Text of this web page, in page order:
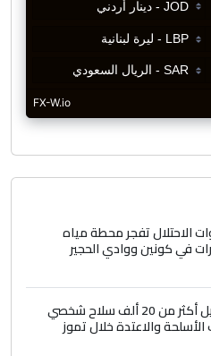
الاحتلال تفجر محطة مياه
في كونين ووادي الحجير
الداخلية: تسجيل أكثر من 20 ألف سلاح شخصي
والاعتدة خلال تموز